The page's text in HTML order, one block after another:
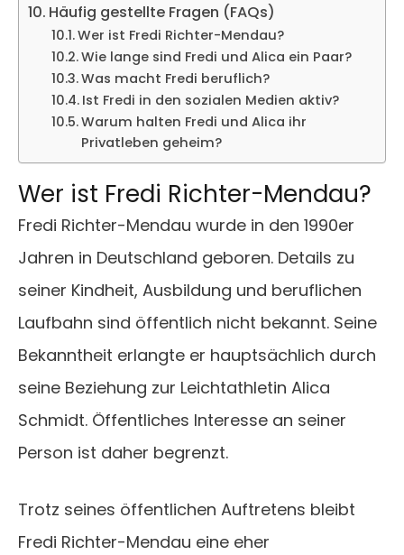
Häufig gestellte Fragen (FAQs)
Wer ist Fredi Richter-Mendau?
Wie lange sind Fredi und Alica ein Paar?
Was macht Fredi beruflich?
Ist Fredi in den sozialen Medien aktiv?
Warum halten Fredi und Alica ihr
Privatleben geheim?
Wer ist Fredi Richter-Mendau?
Fredi Richter-Mendau wurde in den 1990er
Jahren in Deutschland geboren. Details zu
seiner Kindheit, Ausbildung und beruflichen
Laufbahn sind öffentlich nicht bekannt. Seine
Bekanntheit erlangte er hauptsächlich durch
seine Beziehung zur Leichtathletin Alica
Schmidt. Öffentliches Interesse an seiner
Person ist daher begrenzt.
Trotz seines öffentlichen Auftretens bleibt
Fredi Richter-Mendau eine eher